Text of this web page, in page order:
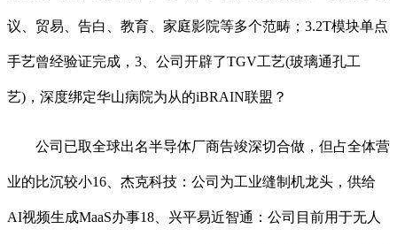
议、贸易、告白、教育、家庭影院等多个范畴；3.2T模块单点
手艺曾经验证完成，3、公司开辟了TGV工艺(玻璃通孔工
艺)，深度绑定华山病院为从的iBRAIN联盟？
公司已取全球出名半导体厂商告竣深切合做，但占全体营
业的比沉较小16、杰克科技：公司为工业缝制机龙头，供给
AI视频生成MaaS办事18、兴平易近智通：公司目前用于无人